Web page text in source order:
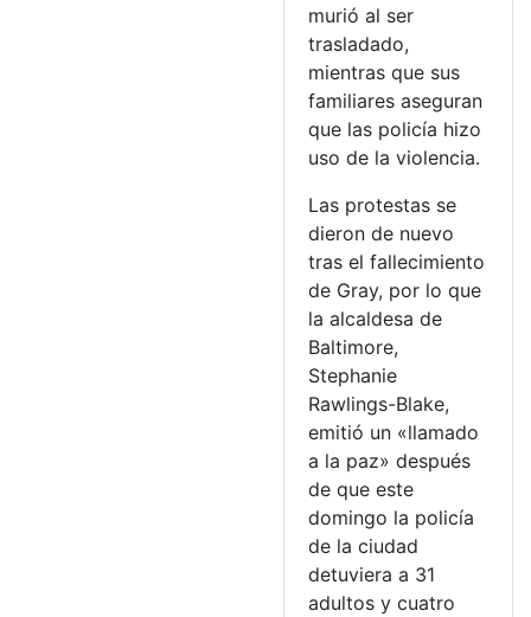
murió al ser
trasladado,
mientras que sus
familiares aseguran
que las policía hizo
uso de la violencia.
Las protestas se
dieron de nuevo
tras el fallecimiento
de Gray, por lo que
la alcaldesa de
Baltimore,
Stephanie
Rawlings-Blake,
emitió un «llamado
a la paz» después
de que este
domingo la policía
de la ciudad
detuviera a 31
adultos y cuatro